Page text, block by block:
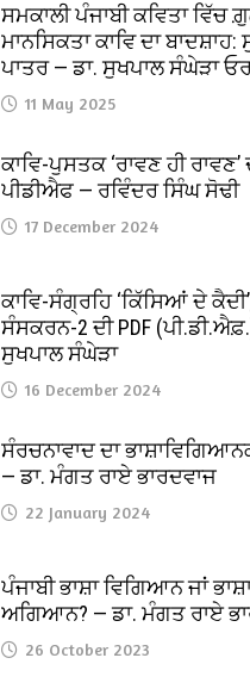
ਸਮਕਾਲੀ ਪੰਜਾਬੀ ਕਵਿਤਾ ਵਿੱਚ
ਮਾਨਸਿਕਤਾ ਕਾਵਿ ਦਾ ਬਾਦਸ਼ਾਹ:
ਪਾਤਰ — ਡਾ. ਸੁਖਪਾਲ ਸੰਘੇੜਾ
11 May 2025
ਕਾਵਿ-ਪੁਸਤਕ ‘ਰਾਵਣ ਹੀ ਰਾਵਣ’
ਪੀਡੀਐਫ — ਰਵਿੰਦਰ ਸਿੰਘ ਸੋਢੀ
17 December 2024
ਕਾਵਿ-ਸੰਗ੍ਰਹਿ ‘ਕਿੱਸਿਆਂ ਦੇ
ਸੰਸਕਰਨ-2 ਦੀ PDF
ਸੁਖਪਾਲ ਸੰਘੇੜਾ
16 December 2024
ਸੰਰਚਨਾਵਾਦ ਦਾ
— ਡਾ. ਮੰਗਤ ਰਾਏ ਭਾਰਦਵਾਜ
22 January 2024
ਪੰਜਾਬੀ ਭਾਸ਼ਾ ਵਿਗਿਆਨ ਜਾਂ
ਅਗਿਆਨ? — ਡਾ. ਮੰਗਤ ਰਾਏ
26 October 2023